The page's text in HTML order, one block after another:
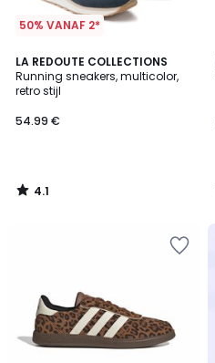
50% VANAF 2*
LA REDOUTE COLLECTIONS
Running sneakers, multicolor,
retro stijl
54.99 €
4.1
/ 5
4.1
/